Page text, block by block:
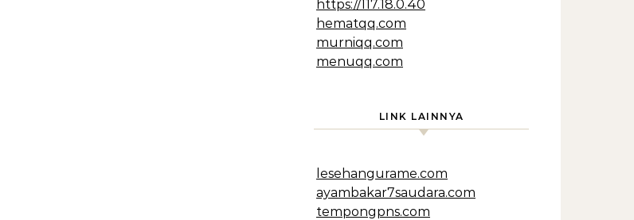
https://117.18.0.40
hematqq.com
murniqq.com
menuqq.com
LINK LAINNYA
lesehangurame.com
ayambakar7saudara.com
tempongpns.com